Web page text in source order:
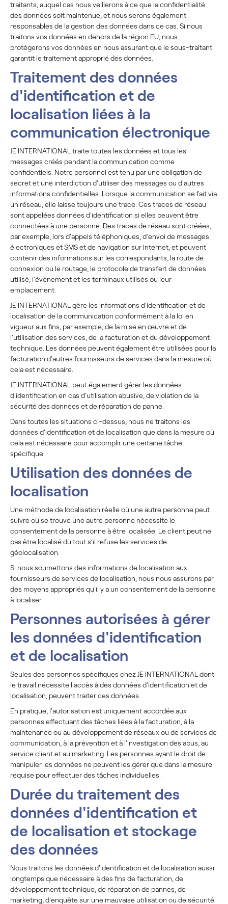
traitants, auquel cas nous veillerons à ce que la confidentialité
des données soit maintenue, et nous serons également
responsables de la gestion des données dans ce cas. Si nous
traitons vos données en dehors de la région EU, nous
protégerons vos données en nous assurant que le sous-traitant
garantit le traitement approprié des données.
Traitement des données
d'identification et de
localisation liées à la
communication électronique
JE INTERNATIONAL traite toutes les données et tous les
messages créés pendant la communication comme
confidentiels. Notre personnel est tenu par une obligation de
secret et une interdiction d'utiliser des messages ou d'autres
informations confidentielles. Lorsque la communication se fait via
un réseau, elle laisse toujours une trace. Ces traces de réseau
sont appelées données d'identification si elles peuvent être
connectées à une personne. Des traces de réseau sont créées,
par exemple, lors d'appels téléphoniques, d'envoi de messages
électroniques et SMS et de navigation sur Internet, et peuvent
contenir des informations sur les correspondants, la route de
connexion ou le routage, le protocole de transfert de données
utilisé, l'événement et les terminaux utilisés ou leur
emplacement.
JE INTERNATIONAL gère les informations d'identification et de
localisation de la communication conformément à la loi en
vigueur aux fins, par exemple, de la mise en œuvre et de
l'utilisation des services, de la facturation et du développement
technique. Les données peuvent également être utilisées pour la
facturation d'autres fournisseurs de services dans la mesure où
cela est nécessaire.
JE INTERNATIONAL peut également gérer les données
d'identification en cas d'utilisation abusive, de violation de la
sécurité des données et de réparation de panne.
Dans toutes les situations ci-dessus, nous ne traitons les
données d'identification et de localisation que dans la mesure où
cela est nécessaire pour accomplir une certaine tâche
spécifique.
Utilisation des données de
localisation
Une méthode de localisation réelle où une autre personne peut
suivre où se trouve une autre personne nécessite le
consentement de la personne à être localisée. Le client peut ne
pas être localisé du tout s’il refuse les services de
géolocalisation.
Si nous soumettons des informations de localisation aux
fournisseurs de services de localisation, nous nous assurons par
des moyens appropriés qu'il y a un consentement de la personne
à localiser.
Personnes autorisées à gérer
les données d'identification
et de localisation
Seules des personnes spécifiques chez JE INTERNATIONAL dont
le travail nécessite l'accès à des données d'identification et de
localisation, peuvent traiter ces données.
En pratique, l'autorisation est uniquement accordée aux
personnes effectuant des tâches liées à la facturation, à la
maintenance ou au développement de réseaux ou de services de
communication, à la prévention et à l'investigation des abus, au
service client et au marketing. Les personnes ayant le droit de
manipuler les données ne peuvent les gérer que dans la mesure
requise pour effectuer des tâches individuelles.
Durée du traitement des
données d'identification et
de localisation et stockage
des données
Nous traitons les données d'identification et de localisation aussi
longtemps que nécessaire à des fins de facturation, de
développement technique, de réparation de pannes, de
marketing, d'enquête sur une mauvaise utilisation ou de sécurité